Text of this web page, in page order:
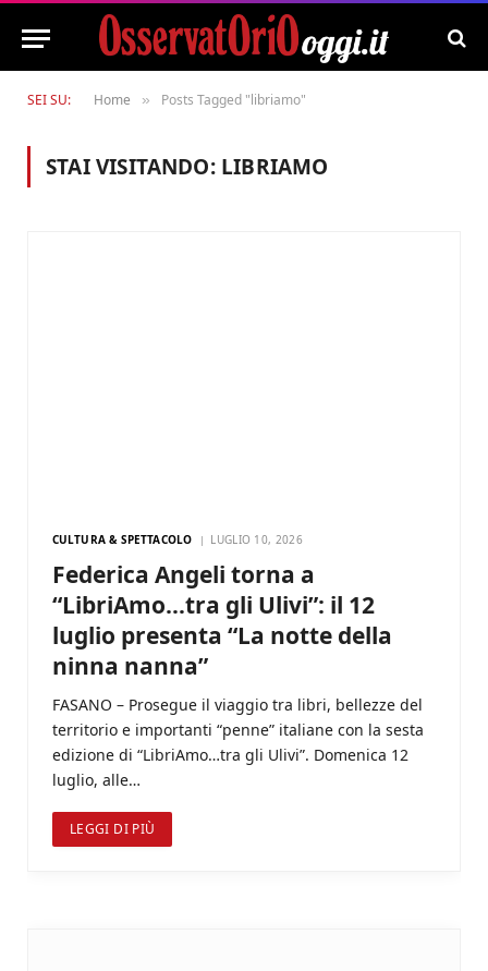
SEI SU: Home » Posts Tagged "libriamo"
STAI VISITANDO: LIBRIAMO
CULTURA & SPETTACOLO LUGLIO 10, 2026
Federica Angeli torna a
“LibriAmo…tra gli Ulivi”: il 12
luglio presenta “La notte della
ninna nanna”
FASANO – Prosegue il viaggio tra libri, bellezze del
territorio e importanti “penne” italiane con la sesta
edizione di “LibriAmo…tra gli Ulivi”. Domenica 12
luglio, alle…
LEGGI DI PIÙ